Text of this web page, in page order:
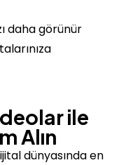
daha görünür
ile
Alın
dünyasında en